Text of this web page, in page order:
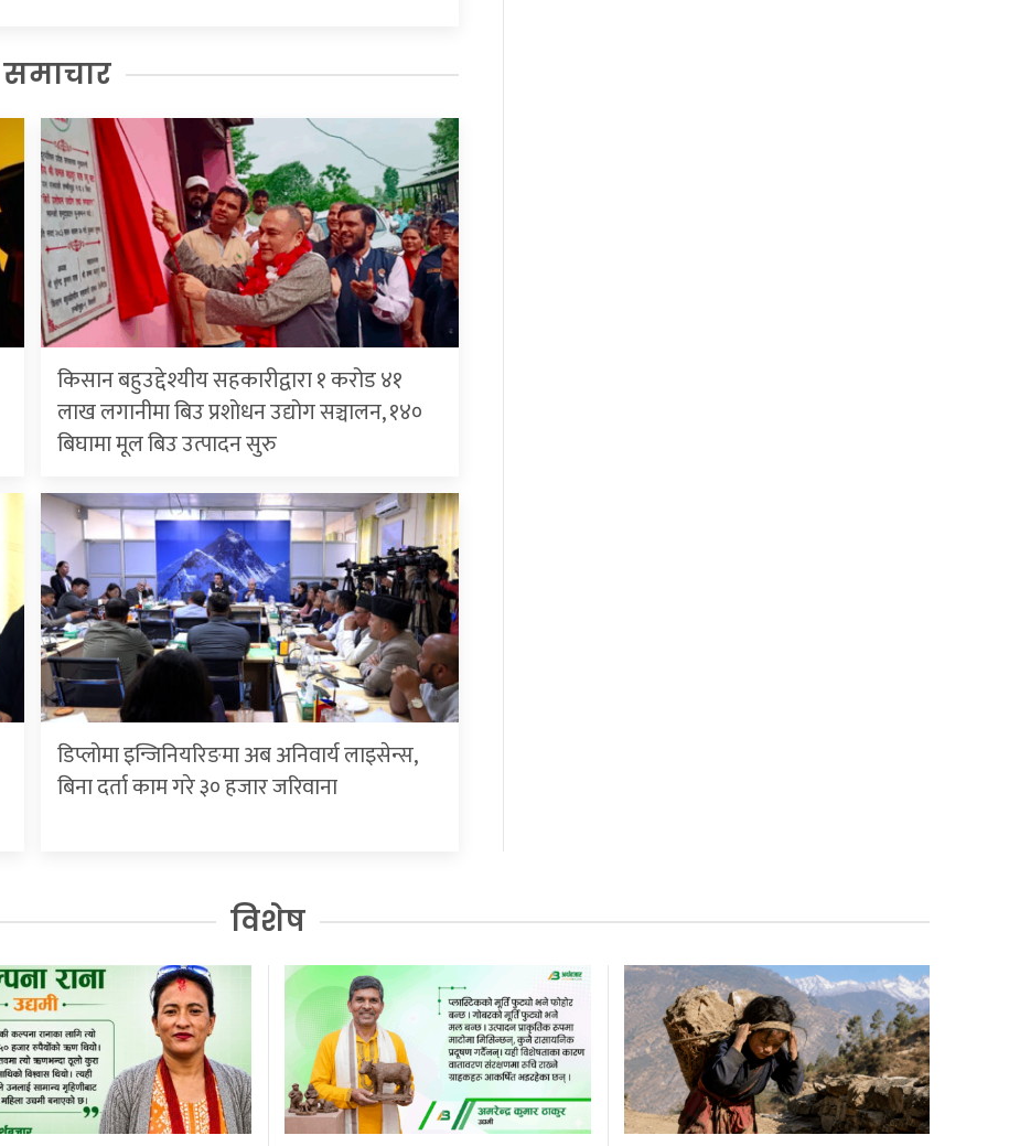
किसान बहुउद्देश्यीय सहकारीद्वारा १ करोड ४१
लाख लगानीमा बिउ प्रशोधन उद्योग सञ्चालन, १४०
बिघामा मूल बिउ उत्पादन सुरु
डिप्लोमा इन्जिनियरिङमा अब अनिवार्य लाइसेन्स,
बिना दर्ता काम गरे ३० हजार जरिवाना
विशेष